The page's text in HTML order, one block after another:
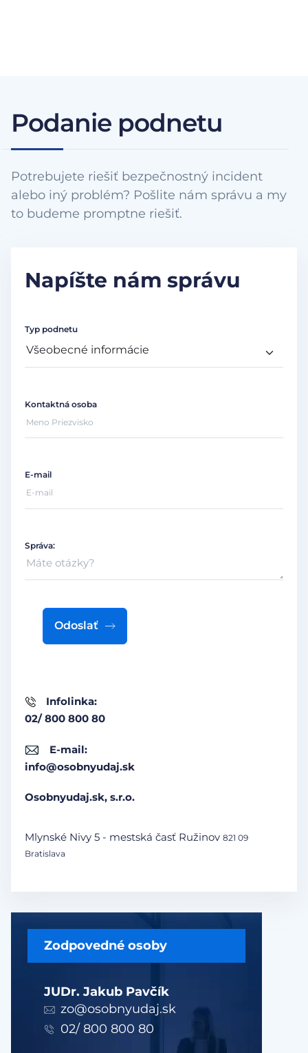
Podanie podnetu
Potrebujete riešiť bezpečnostný incident
alebo iný problém? Pošlite nám správu a my
to budeme promptne riešiť.
Zodpovedné osoby
JUDr. Jakub Pavčík
zo@osobnyudaj.sk
02/ 800 800 80
Napíšte nám správu
Infolinka:
02/ 800 800 80
E-mail:
info@osobnyudaj.sk
Osobnyudaj.sk, s.r.o.
Mlynské Nivy 5 - mestská časť Ružinov 821 09
Bratislava
Typ podnetu
Kontaktná osoba
E-mail
Správa:
Odoslať